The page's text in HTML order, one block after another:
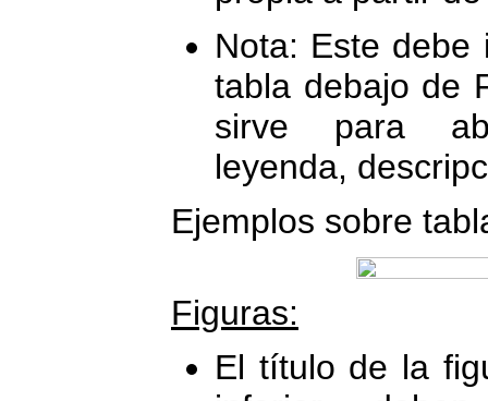
Nota: Este
tabla debajo de
sirve para
leyenda,
Ejemplos sobre
Figuras:
El título de la